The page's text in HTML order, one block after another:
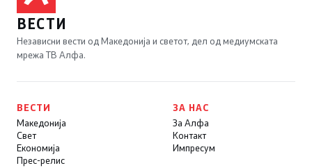
ВЕСТИ
Независни вести од Македонија и светот, дел од медиумската
мрежа ТВ Алфа.
ВЕСТИ
Македонија
Свет
Економија
Прес-релис
ЗА НАС
За Алфа
Контакт
Импресум